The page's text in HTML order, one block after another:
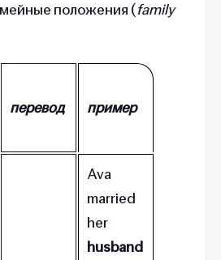
положения (family
перевод пример
Ava
married
her
husband